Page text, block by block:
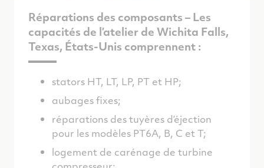
Réparations des composants – Les
capacités de l’atelier de Wichita Falls,
Texas, États-Unis comprennent :
stators HT, LT, LP, PT et HP;
aubages fixes;
réparations des tuyères d’éjection
pour les modèles PT6A, B, C et T;
logement de carénage de turbine